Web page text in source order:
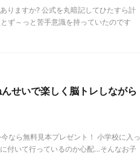
りますか? 公式を丸暗記してひたすら計
ず～っと苦手意識を持っていたのです
せいで楽しく脳トレしながら
なら無料見本プレゼント！ 小学校に入っ
付いて行っているのか心配…そんなお子